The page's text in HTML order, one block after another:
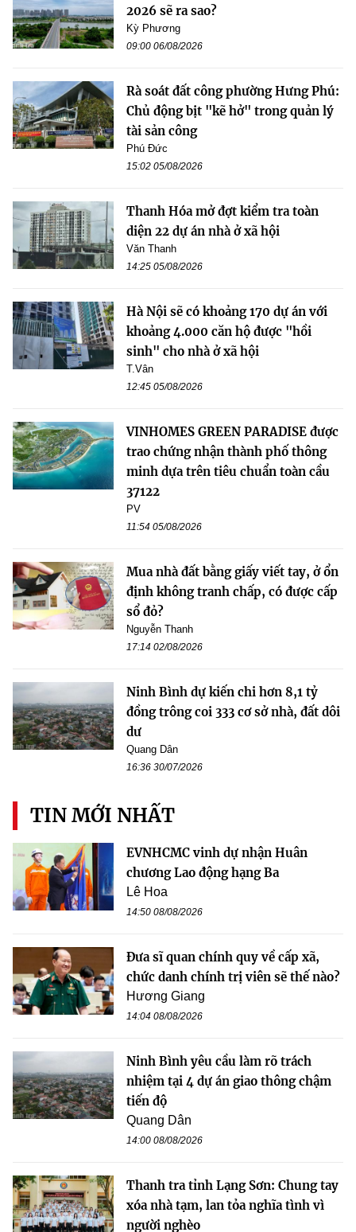
2026 sẽ ra sao?
Kỳ Phương
09:00 06/08/2026
Rà soát đất công phường Hưng Phú:
Chủ động bịt "kẽ hở" trong quản lý
tài sản công
Phú Đức
15:02 05/08/2026
Thanh Hóa mở đợt kiểm tra toàn
diện 22 dự án nhà ở xã hội
Văn Thanh
14:25 05/08/2026
Hà Nội sẽ có khoảng 170 dự án với
khoảng 4.000 căn hộ được "hồi
sinh" cho nhà ở xã hội
T.Vân
12:45 05/08/2026
VINHOMES GREEN PARADISE được
trao chứng nhận thành phố thông
minh dựa trên tiêu chuẩn toàn cầu
37122
PV
11:54 05/08/2026
Mua nhà đất bằng giấy viết tay, ở ổn
định không tranh chấp, có được cấp
sổ đỏ?
Nguyễn Thanh
17:14 02/08/2026
Ninh Bình dự kiến chi hơn 8,1 tỷ
đồng trông coi 333 cơ sở nhà, đất dôi
dư
Quang Dân
16:36 30/07/2026
TIN MỚI NHẤT
EVNHCMC vinh dự nhận Huân
chương Lao động hạng Ba
Lê Hoa
14:50 08/08/2026
Đưa sĩ quan chính quy về cấp xã,
chức danh chính trị viên sẽ thế nào?
Hương Giang
14:04 08/08/2026
Ninh Bình yêu cầu làm rõ trách
nhiệm tại 4 dự án giao thông chậm
tiến độ
Quang Dân
14:00 08/08/2026
Thanh tra tỉnh Lạng Sơn: Chung tay
xóa nhà tạm, lan tỏa nghĩa tình vì
người nghèo